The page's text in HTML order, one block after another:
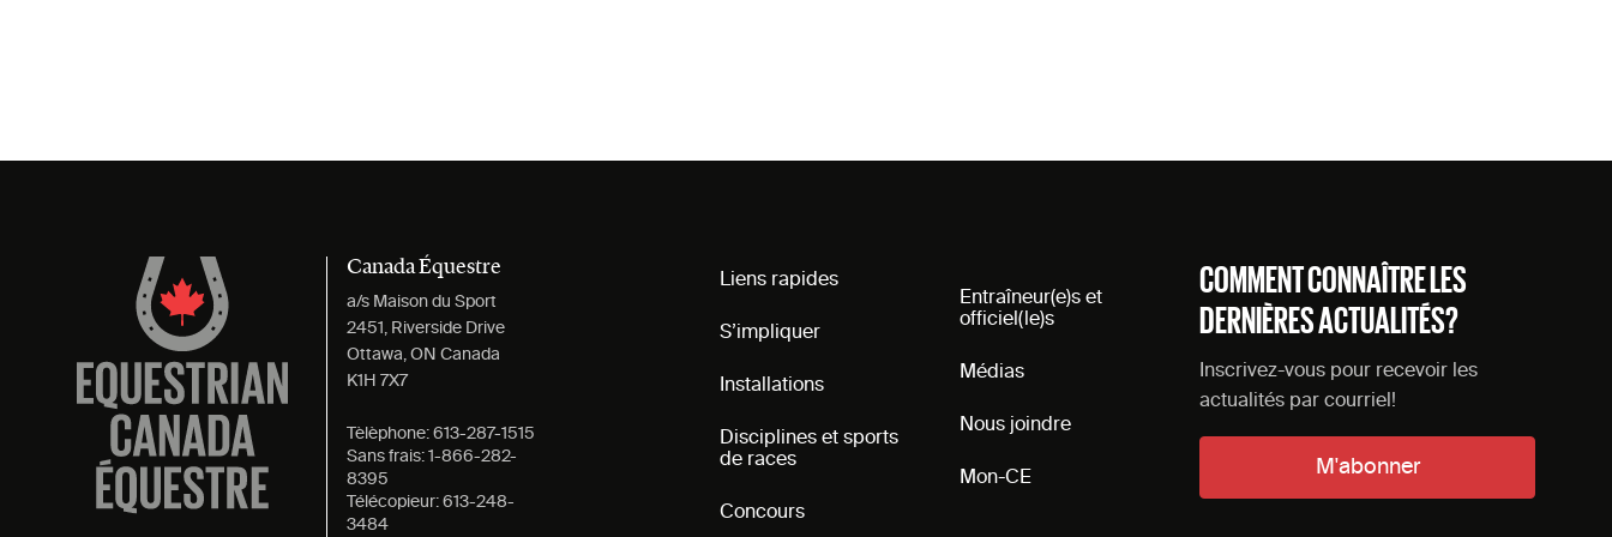
Canada Équestre
a/s Maison du Sport
2451, Riverside Drive
Ottawa, ON Canada
K1H 7X7
Tèlèphone: 613-287-1515
Sans frais: 1-866-282-
8395
Télécopieur: 613-248-
3484
Liens rapides
S’impliquer
Installations
Disciplines et sports
de races
Concours
Entraîneur(e)s et
officiel(le)s
Médias
Nous joindre
Mon-CE
COMMENT CONNAÎTRE LES
DERNIÈRES ACTUALITÉS?
Inscrivez-vous pour recevoir les
actualités par courriel!
M'abonner